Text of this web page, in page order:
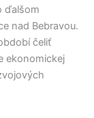
ďalšom
nad Bebravou.
čeliť
ekonomickej